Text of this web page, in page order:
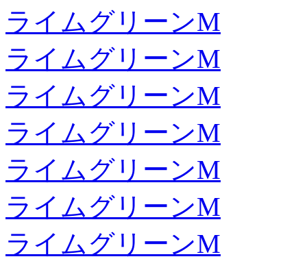
ライムグリーンM
ライムグリーンM
ライムグリーンM
ライムグリーンM
ライムグリーンM
ライムグリーンM
ライムグリーンM